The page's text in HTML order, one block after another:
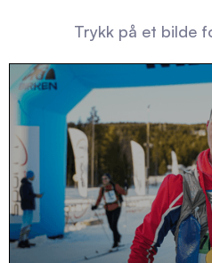
Trykk på et bilde